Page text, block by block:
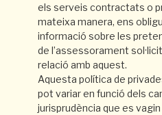
els serveis contractats o
mateixa manera, ens
informació sobre les
de l’assessorament
relació amb aquest.
Aquesta política de
pot variar en funció dels
jurisprudència que es